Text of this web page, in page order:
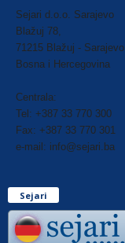
Sejari d.o.o. Sarajevo
Blažuj 78,
71215 Blažuj - Sarajevo
Bosna i Hercegovina
Centrala:
Tel: +387 33 770 300
Fax: +387 33 770 301
e-mail: info@sejari.ba
Sejari